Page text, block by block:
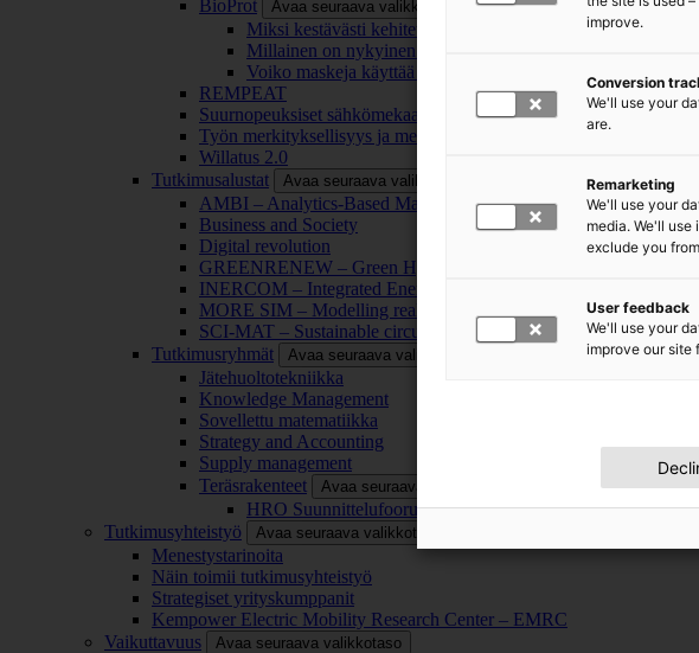
BioProt Avaa seuraava valikkotaso
Miksi kestävästi kehitetty maski on tärkeä?
Millainen on nykyinen ja tulevaisuuden kasvomaski?
Voiko maskeja käyttää uudelleen ja kierrättää?
REMPEAT
Suurnopeuksiset sähkömekaaniset energianmuunnosjärjestelmät
Työn merkityksellisyys ja merkityksettömyys
Willatus 2.0
Tutkimusalustat
Avaa seuraava valikkotaso
AMBI – Analytics-Based Management for Business and
Business and Society
Digital revolution
GREENRENEW – Green Hydrogen and CO2 for Industry
INERCOM – Integrated Energy Conversion Machinery
MORE SIM – Modelling reality through simulation
SCI-MAT – Sustainable circularity of inorganic materials
Tutkimusryhmät
Avaa seuraava valikkotaso
Jätehuoltotekniikka
Knowledge Management
Sovellettu matematiikka
Strategy and Accounting
Supply management
Teräsrakenteet
Avaa seuraava valikkotaso
HRO Suunnittelufoorumi
Tutkimusyhteistyö
Avaa seuraava valikkotaso
Menestystarinoita
Näin toimii tutkimusyhteistyö
Strategiset yrityskumppanit
Kempower Electric Mobility Research Center – EMRC
Vaikuttavuus
Avaa seuraava valikkotaso
improve.
Conversion
We'll use your
are.
Remarketing
We'll use your
media. We'll
exclude you
User feedback
We'll use your
improve our site